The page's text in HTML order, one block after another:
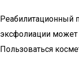
Реабилитационный
эксфолиации может
Пользоваться